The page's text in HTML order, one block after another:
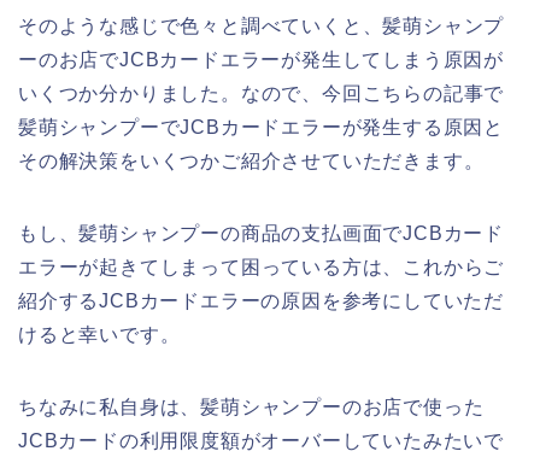
そのような感じで色々と調べていくと、髪萌シャンプ
ーのお店でJCBカードエラーが発生してしまう原因が
いくつか分かりました。なので、今回こちらの記事で
髪萌シャンプーでJCBカードエラーが発生する原因と
その解決策をいくつかご紹介させていただきます。
もし、髪萌シャンプーの商品の支払画面でJCBカード
エラーが起きてしまって困っている方は、これからご
紹介するJCBカードエラーの原因を参考にしていただ
けると幸いです。
ちなみに私自身は、髪萌シャンプーのお店で使った
JCBカードの利用限度額がオーバーしていたみたいで